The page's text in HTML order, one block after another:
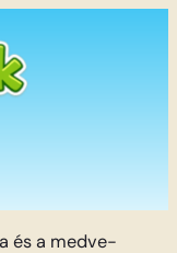
és a medve-